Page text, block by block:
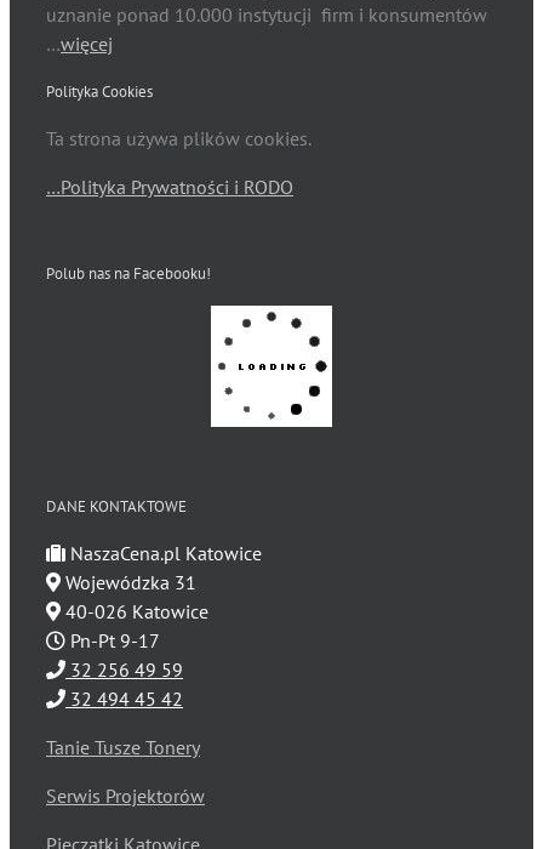
uznanie ponad 10.000 instytucji firm i konsumentów
…więcej
Polityka Cookies
Ta strona używa plików cookies.
…Polityka Prywatności i RODO
Polub nas na Facebooku!
DANE KONTAKTOWE
NaszaCena.pl Katowice
Wojewódzka 31
40-026 Katowice
Pn-Pt 9-17
32 256 49 59
32 494 45 42
Tanie Tusze Tonery
Serwis Projektorów